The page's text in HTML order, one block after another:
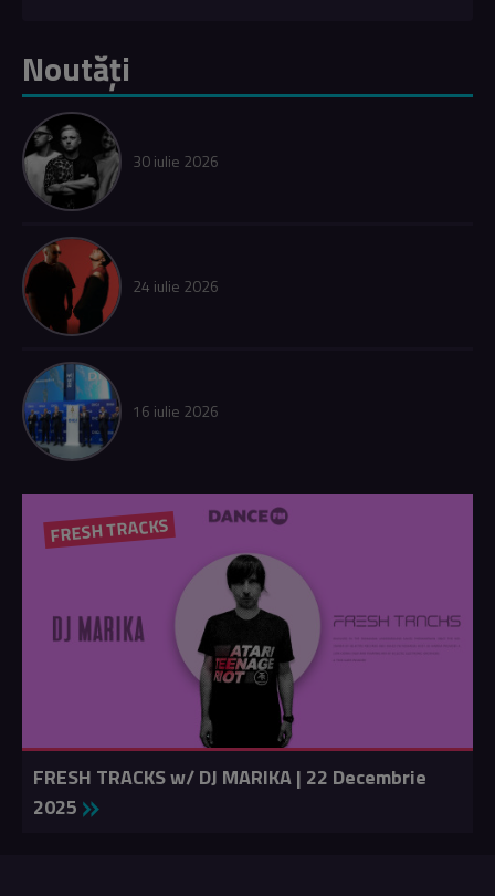
Noutăți
30 iulie 2026
24 iulie 2026
16 iulie 2026
FRESH TRACKS
FRESH TRACKS w/ DJ MARIKA | 22 Decembrie
2025